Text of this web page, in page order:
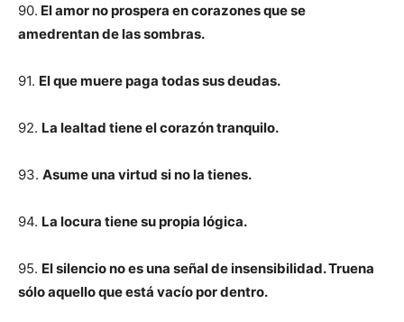
90. El amor no prospera en corazones que se
amedrentan de las sombras.
91. El que muere paga todas sus deudas.
92. La lealtad tiene el corazón tranquilo.
93. Asume una virtud si no la tienes.
94. La locura tiene su propia lógica.
95. El silencio no es una señal de insensibilidad. Truena
sólo aquello que está vacío por dentro.